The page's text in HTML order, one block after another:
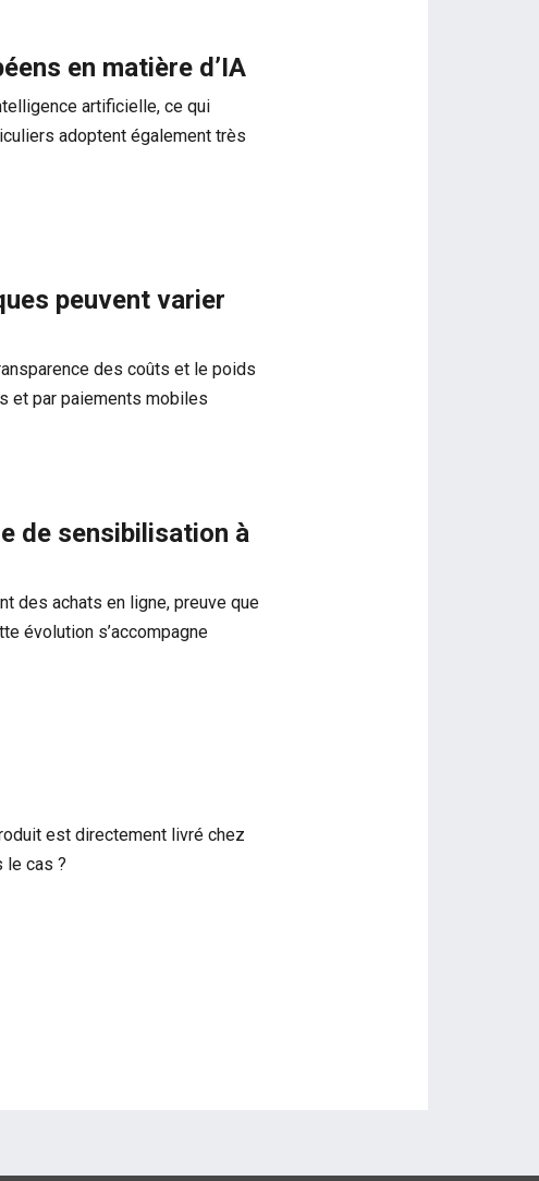
en matière d’IA
artificielle, ce qui
adoptent également très
peuvent varier
des coûts et le poids
et par paiements mobiles
de sensibilisation à
des achats en ligne, preuve que
évolution s’accompagne
est directement livré chez
le cas ?